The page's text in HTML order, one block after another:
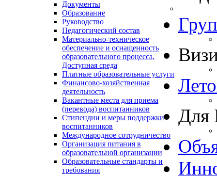
Документы
Образование
Руководство
Педагогический состав
Материально-техническое
обеспечение и оснащенность
образовательного процесса.
Доступная среда
Платные образовательные услуги
Финансово-хозяйственная
деятельность
Вакантные места для приема
(перевода) воспитанников
Стипендии и меры поддержки
воспитанников
Международное сотрудничество
Организация питания в
образовательной организации
Образовательные стандарты и
требования
Для